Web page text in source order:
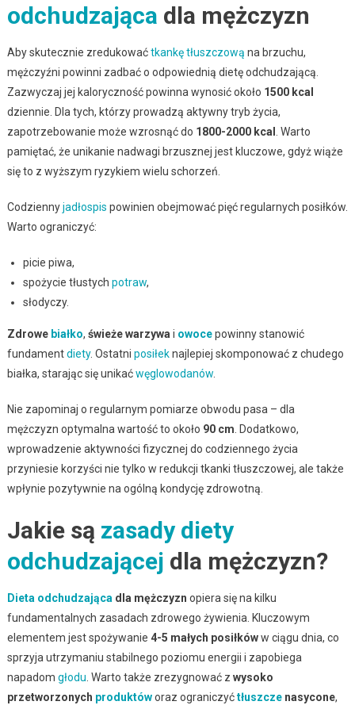
odchudzająca dla mężczyzn
Aby skutecznie zredukowaćtkankę tłuszczową na brzuchu,
mężczyźni powinni zadbać o odpowiednią dietę odchudzającą.
Zazwyczaj jej kaloryczność powinna wynosić około 1500 kcal
dziennie. Dla tych, którzy prowadzą aktywny tryb życia,
zapotrzebowanie może wzrosnąć do 1800-2000 kcal
. Warto
pamiętać, że unikanie nadwagi brzusznej jest kluczowe, gdyż wiąże
się to z wyższym ryzykiem wielu schorzeń.
Codziennyjadłospis powinien obejmować pięć regularnych posiłków.
Warto ograniczyć:
picie piwa,
spożycie tłustych potraw,
słodyczy.
Zdrowe białko, świeże warzywa i owocepowinny stanowić
fundamentdiety. Ostatni posiłeknajlepiej skomponować z chudego
białka, starając się unikaćwęglowodanów.
Nie zapominaj o regularnym pomiarze obwodu pasa – dla
mężczyzn optymalna wartość to około 90 cm . Dodatkowo,
wprowadzenie aktywności fizycznej do codziennego życia
przyniesie korzyści nie tylko w redukcji tkanki tłuszczowej, ale także
wpłynie pozytywnie na ogólną kondycję zdrowotną.
Jakie są zasady diety
odchudzającej dla mężczyzn?
Dieta odchudzająca dla mężczyzn opiera się na kilku
fundamentalnych zasadach zdrowego żywienia. Kluczowym
elementem jest spożywanie 4-5 małych posiłkóww ciągu dnia, co
sprzyja utrzymaniu stabilnego poziomu energii i zapobiega
napadom głodu . Warto także zrezygnować z wysoko
przetworzonych produktóworaz ograniczyćtłuszczenasycone,